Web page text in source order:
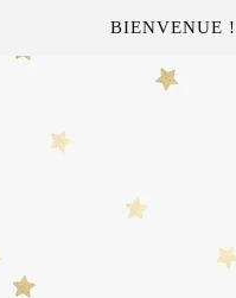
BIENVENUE